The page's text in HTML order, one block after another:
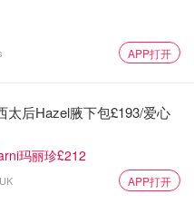
APP打开
太后Hazel腋下包£193/爱心
玛丽珍£212
APP打开